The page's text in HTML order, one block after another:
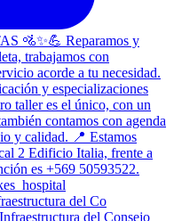
del Co